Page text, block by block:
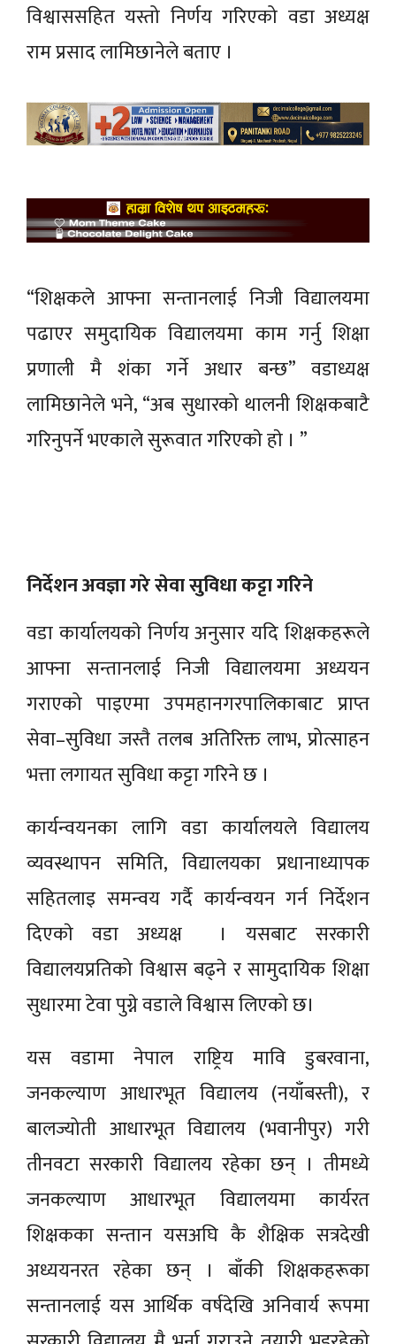
विश्वाससहित यस्तो निर्णय गरिएको वडा अध्यक्ष
राम प्रसाद लामिछानेले बताए ।
“शिक्षकले आफ्ना सन्तानलाई निजी विद्यालयमा
पढाएर समुदायिक विद्यालयमा काम गर्नु शिक्षा
प्रणाली मै शंका गर्ने अधार बन्छ” वडाध्यक्ष
लामिछानेले भने, “अब सुधारको थालनी शिक्षकबाटै
गरिनुपर्ने भएकाले सुरूवात गरिएकाे हाे । ”
निर्देशन अवज्ञा गरे सेवा सुविधा कट्टा गरिने
वडा कार्यालयकाे निर्णय अनुसार यदि शिक्षकहरूले
आफ्ना सन्तानलाई निजी विद्यालयमा अध्ययन
गराएको पाइएमा उपमहानगरपालिकाबाट प्राप्त
सेवा–सुविधा जस्तै तलब अतिरिक्त लाभ, प्रोत्साहन
भत्ता लगायत सुविधा कट्टा गरिने छ ।
कार्यन्वयनका लागि वडा कार्यालयले विद्यालय
व्यवस्थापन समिति, विद्यालयका प्रधानाध्यापक
सहितलाइ समन्वय गर्दै कार्यन्वयन गर्न निर्देशन
दिएकाे वडा अध्यक्ष । यसबाट सरकारी
विद्यालयप्रतिको विश्वास बढ्ने र सामुदायिक शिक्षा
सुधारमा टेवा पुग्ने वडाले विश्वास लिएको छ।
यस वडामा नेपाल राष्ट्रिय मावि डुबरवाना,
जनकल्याण आधारभूत विद्यालय (नयाँबस्ती), र
बालज्योती आधारभूत विद्यालय (भवानीपुर) गरी
तीनवटा सरकारी विद्यालय रहेका छन् । तीमध्ये
जनकल्याण आधारभूत विद्यालयमा कार्यरत
शिक्षकका सन्तान यसअघि कै शैक्षिक सत्रदेखी
अध्ययनरत रहेका छन् । बाँकी शिक्षकहरूका
सन्तानलाई यस आर्थिक वर्षदेखि अनिवार्य रूपमा